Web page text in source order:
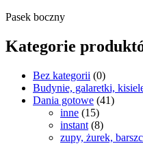
Pasek boczny
Kategorie
Bez kategorii (0)
Budynie, galaretki,
Dania gotowe (41)
inne (15)
instant (8)
zupy, żurek,